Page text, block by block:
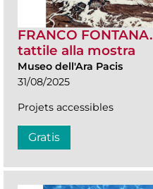
FRANCO
tattile alla mostra
Museo dell'Ara Pacis
31/08/2025
Projets accessibles
Gratis